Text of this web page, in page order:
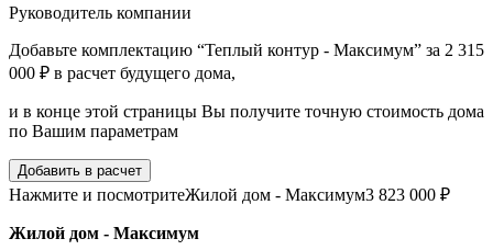
Руководитель компании
Добавьте комплектацию “Теплый контур - Максимум” за 2 315
000 ₽ в расчет будущего дома,
и в конце этой страницы Вы получите точную стоимость дома
по Вашим параметрам
Добавить в расчет
Нажмите и посмотритеЖилой дом - Максимум3 823 000 ₽
Жилой дом - Максимум